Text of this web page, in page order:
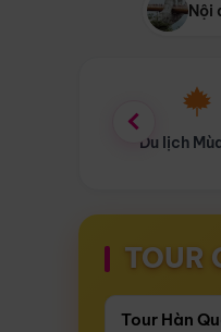
Nội
Du lịch Mùa
TOUR
Còn16 ngày
Tour Hàn